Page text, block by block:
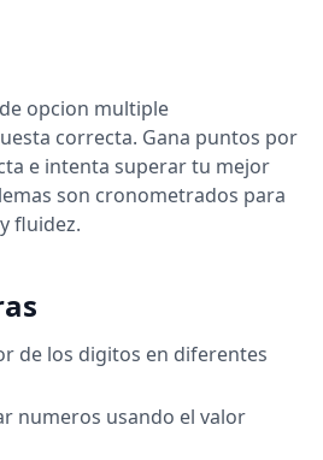
opcion multiple
correcta. Gana puntos por
e intenta superar tu mejor
son cronometrados para
fluidez.
de los digitos en diferentes
numeros usando el valor